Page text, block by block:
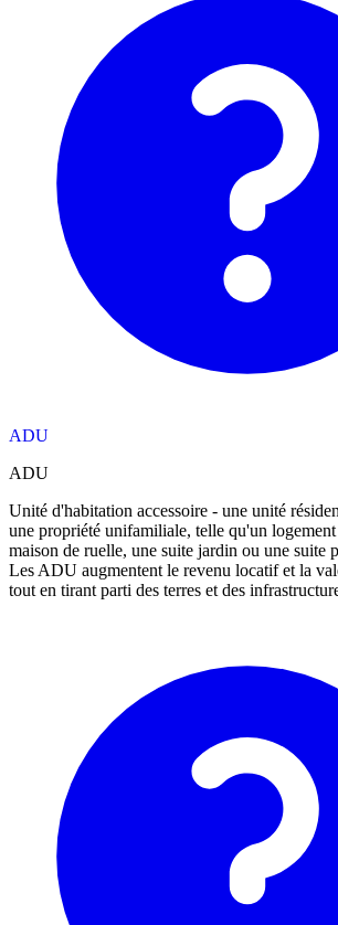
ADU
ADU
Unité d'habitation accessoire - une unité
une propriété unifamiliale, telle qu'un
maison de ruelle, une suite jardin ou une suite
Les ADU augmentent le revenu locatif et la
tout en tirant parti des terres et des